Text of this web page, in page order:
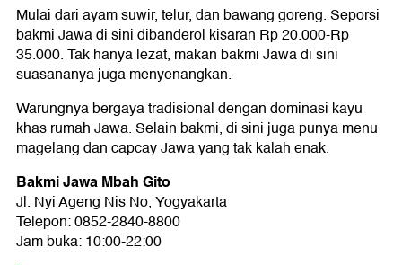
Mulai dari ayam suwir, telur, dan bawang goreng. Seporsi
bakmi Jawa di sini dibanderol kisaran Rp 20.000-Rp
35.000. Tak hanya lezat, makan bakmi Jawa di sini
suasananya juga menyenangkan.
Warungnya bergaya tradisional dengan dominasi kayu
khas rumah Jawa. Selain bakmi, di sini juga punya menu
magelang dan capcay Jawa yang tak kalah enak.
Bakmi Jawa Mbah Gito
Jl. Nyi Ageng Nis No, Yogyakarta
Telepon: 0852-2840-8800
Jam buka: 10:00-22:00